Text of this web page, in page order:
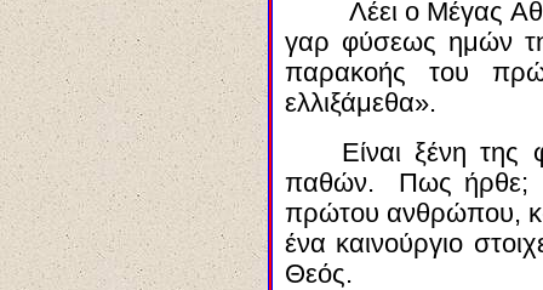
Λέει ο Μέγας
γαρ φύσεως ημών
παρακοής του
ελλιξάμεθα».
Είναι ξένη
παθών. Πως ήρθε;
πρώτου ανθρώπου,
ένα καινούργιο
Θεός.